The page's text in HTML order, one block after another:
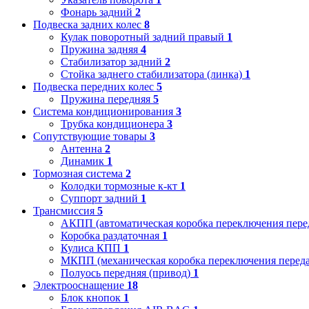
Фонарь задний 2
Подвеска задних колес 8
Кулак поворотный задний правый 1
Пружина задняя 4
Стабилизатор задний 2
Стойка заднего стабилизатора (линка) 1
Подвеска передних колес 5
Пружина передняя 5
Система кондиционирования 3
Трубка кондиционера 3
Сопутствующие товары 3
Антенна 2
Динамик 1
Тормозная система 2
Колодки тормозные к-кт 1
Суппорт задний 1
Трансмиссия 5
АКПП (автоматическая коробка переключения
Коробка раздаточная 1
Кулиса КПП 1
МКПП (механическая коробка переключения
Полуось передняя (привод) 1
Электрооснащение 18
Блок кнопок 1